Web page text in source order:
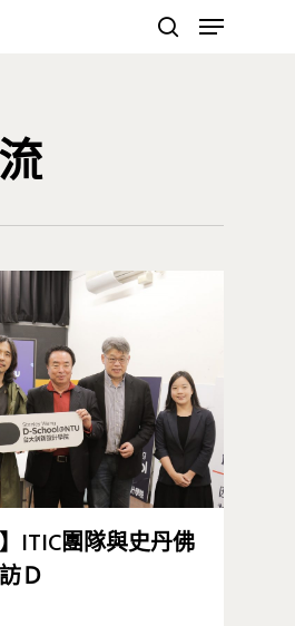
尋，或Esc關閉跳窗
ITIC團隊與史丹佛
Ｄ